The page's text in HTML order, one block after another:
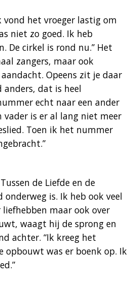
vond het vroeger lastig om
niet zo goed. Ik heb
De cirkel is rond nu.” Het
zangers, maar ook
Opeens zit je daar
anders, dat is heel
echt naar een ander
vader is er al lang niet meer
Toen ik het nummer
de Liefde en de
is. Ik heb ook veel
maar ook over
waagt hij de sprong en
achter. “Ik kreeg het
was er boenk op. Ik